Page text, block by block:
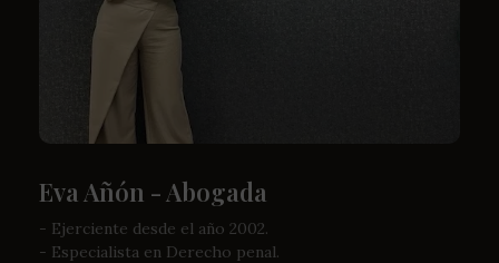
Eva Añón - Abogada
- Ejerciente desde el año 2002.
- Especialista en Derecho penal.